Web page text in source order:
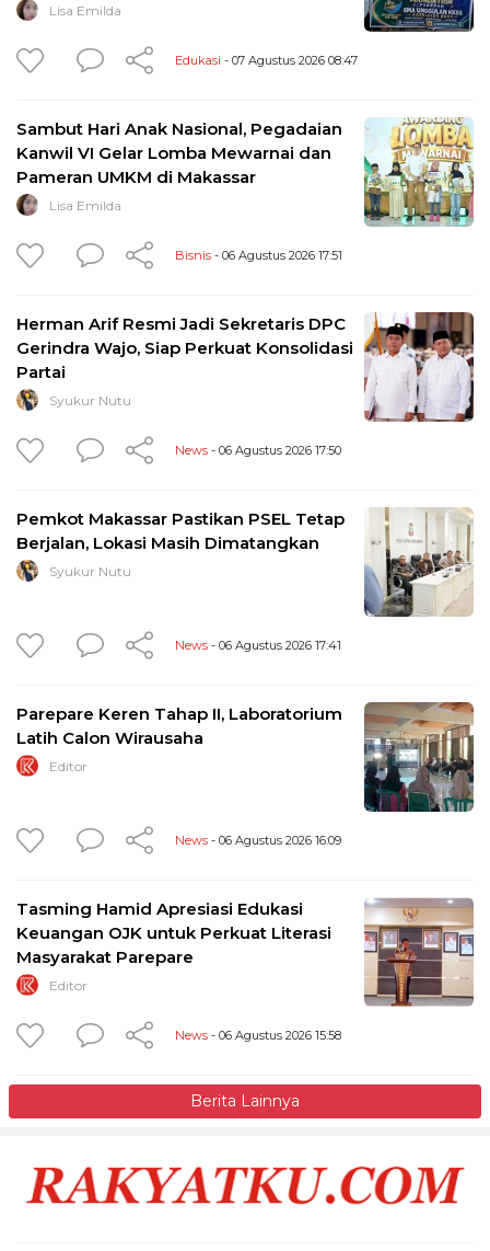
Lisa Emilda
Edukasi - 07 Agustus 2026 08:47
Sambut Hari Anak Nasional, Pegadaian
Kanwil VI Gelar Lomba Mewarnai dan
Pameran UMKM di Makassar
Lisa Emilda
Bisnis - 06 Agustus 2026 17:51
Herman Arif Resmi Jadi Sekretaris DPC
Gerindra Wajo, Siap Perkuat Konsolidasi
Partai
Syukur Nutu
News - 06 Agustus 2026 17:50
Pemkot Makassar Pastikan PSEL Tetap
Berjalan, Lokasi Masih Dimatangkan
Syukur Nutu
News - 06 Agustus 2026 17:41
Parepare Keren Tahap II, Laboratorium
Latih Calon Wirausaha
Editor
News - 06 Agustus 2026 16:09
Tasming Hamid Apresiasi Edukasi
Keuangan OJK untuk Perkuat Literasi
Masyarakat Parepare
Editor
News - 06 Agustus 2026 15:58
Berita Lainnya